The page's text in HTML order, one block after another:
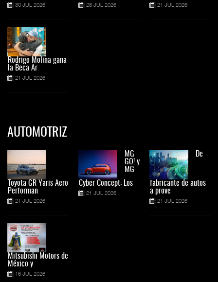
30 JUL 2026
Rodrigo Molina gana
la Beca Ar
21 JUL 2026
28 JUL 2026 21 JUL 2026
AUTOMOTRIZ
Toyota GR Yaris Aero
Performan
21 JUL 2026
Mitsubishi Motors de
México y
16 JUL 2026
MG
GO! y
MG
Cyber Concept: Los
21 JUL 2026
De
fabricante de autos
a prove
21 JUL 2026